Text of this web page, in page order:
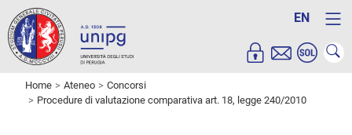
EN
Home Ateneo
Concorsi
Procedure di valutazione comparativa art. 18, legge 240/2010